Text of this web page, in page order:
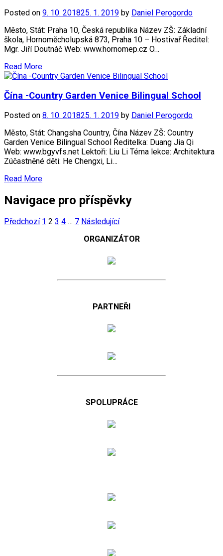
Posted on 9. 10. 201825. 1. 2019 by Daniel Perogordo
Město, Stát: Praha 10, Česká republika Název ZŠ: Základní
škola, Hornoměcholupská 873, Praha 10 – Hostivař Ředitel:
Mgr. Jiří Doutnáč Web: www.hornomep.cz O…
Read More
Čína -Country Garden Venice Bilingual School
Posted on 8. 10. 201825. 1. 2019 by Daniel Perogordo
Město, Stát: Changsha Country, Čína Název ZŠ: Country
Garden Venice Bilingual School Ředitelka: Duang Jia Qi
Web: www.bgyvfs.net Lektoři: Liu Li Téma lekce: Architektura
Zúčastněné děti: He Chengxi, Li…
Read More
Navigace pro příspěvky
Předchozí 1 2 3 4 … 7 Následující
ORGANIZÁTOR
PARTNEŘI
SPOLUPRÁCE